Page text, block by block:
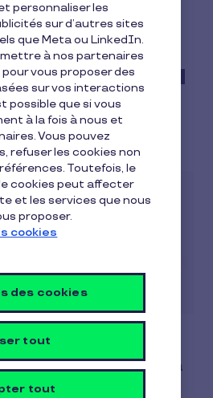
au travail
13/03/2023
cadeaux pour
et un bon Aïd à
!
personnaliser les
sur d’autres sites
que Meta ou LinkedIn.
à nos partenaires
vous proposer des
sur vos interactions
possible que si vous
à la fois à nous et
Vous pouvez
refuser les cookies non
Toutefois, le
cookies peut affecter
et les services que nous
proposer.
cookies
des cookies
tout
tout